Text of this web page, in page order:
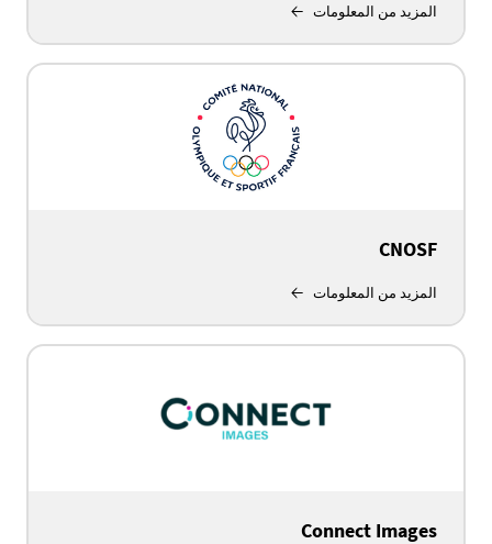
المزيد من المعلومات
CNOSF
المزيد من المعلومات
Connect Images